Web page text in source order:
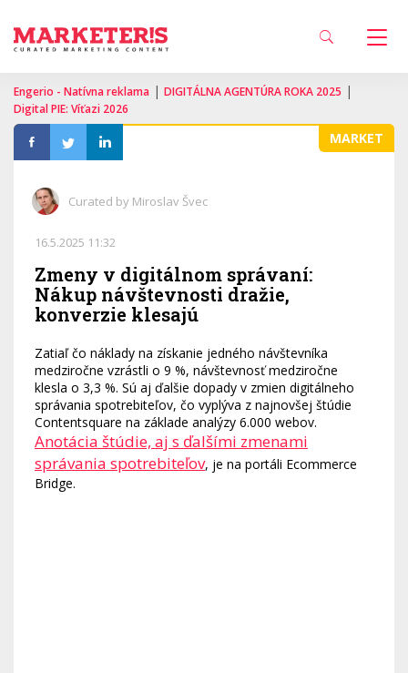
Engerio - Natívna reklama | DIGITÁLNA AGENTÚRA ROKA 2025 |
Digital PIE: Víťazi 2026
MARKET
Curated by Miroslav Švec
16.5.2025 11:32
Zmeny v digitálnom správaní:
Nákup návštevnosti dražie,
konverzie klesajú
Zatiaľ čo náklady na získanie jedného návštevníka
medziročne vzrástli o 9 %, návštevnosť medziročne
klesla o 3,3 %. Sú aj ďalšie dopady v zmien digitálneho
správania spotrebiteľov, čo vyplýva z najnovšej štúdie
Contentsquare na základe analýzy 6.000 webov.
Anotácia štúdie, aj s ďalšími zmenami
správania spotrebiteľov, je na portáli Ecommerce
Bridge.